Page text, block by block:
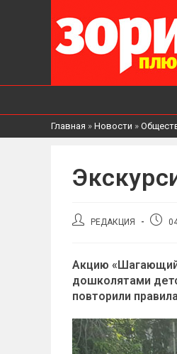
Главная » Новости »
АвторРЕДАКЦИЯ
Акцию «Шагающий
дошколятами
повторили